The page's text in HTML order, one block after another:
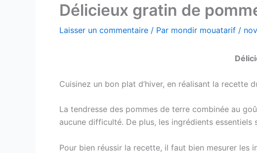
Délicieux gratin de
Laisser un commentaire / Par mondir mouatarif /
Cuisinez un bon plat d’hiver, en réalisant la recette
La tendresse des pommes de terre combinée au
aucune difficulté. De plus, les ingrédients
Pour bien réussir la recette, il faut bien mesurer